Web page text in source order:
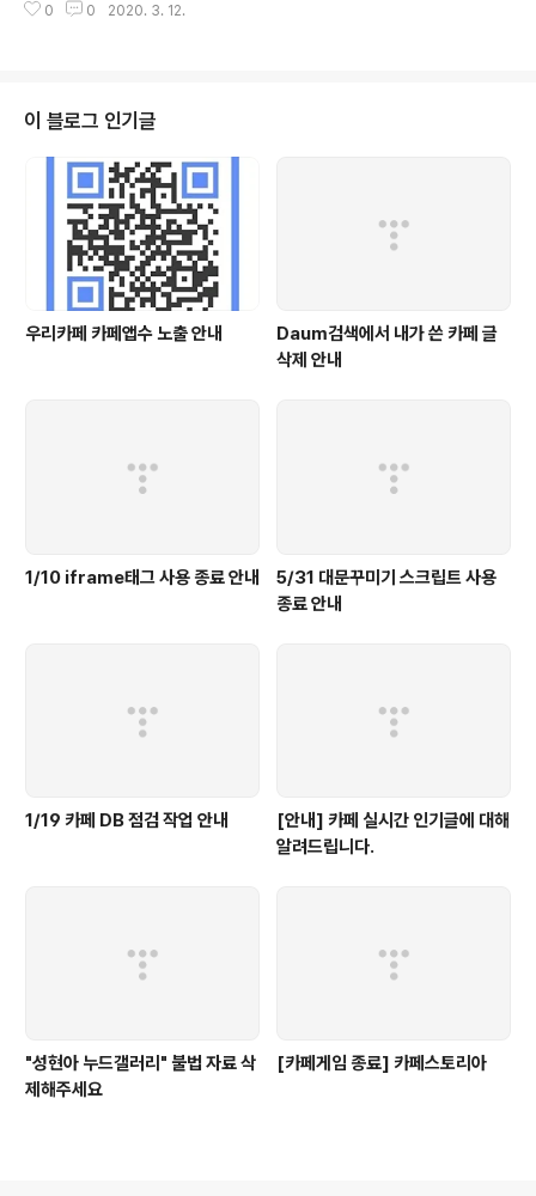
페 접근 불가 &gt; 작업 일시 - 2020년 3월 18일 수요일 10:00~12:00..
0 0 2020. 3. 12.
이 블로그 인기글
우리카페 카페앱수 노출 안내
Daum검색에서 내가 쓴 카페 글
삭제 안내
1/10 iframe태그 사용 종료 안내
5/31 대문꾸미기 스크립트 사용
종료 안내
1/19 카페 DB 점검 작업 안내
[안내] 카페 실시간 인기글에 대해
알려드립니다.
"성현아 누드갤러리" 불법 자료 삭
제해주세요
[카페게임 종료] 카페스토리아